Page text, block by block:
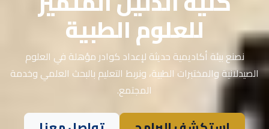
للعلوم الطبية
نصنع بيئة أكاديمية حديثة لإعداد كوادر مؤهلة في العلوم
الصيدلانية والمختبرات الطبية، ونربط التعليم بالبحث العلمي وخدمة
المجتمع.